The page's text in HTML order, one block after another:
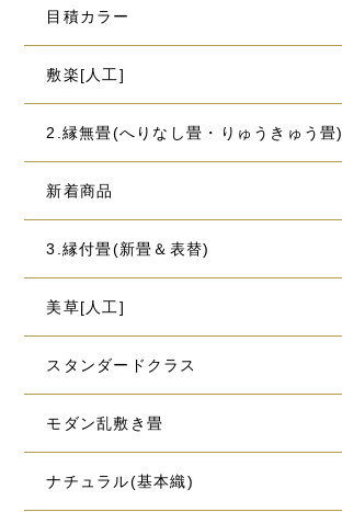
目積カラー
敷楽[人工]
2.縁無畳(へりなし畳・りゅうきゅう畳)
新着商品
3.縁付畳(新畳＆表替)
美草[人工]
スタンダードクラス
モダン乱敷き畳
ナチュラル(基本織)